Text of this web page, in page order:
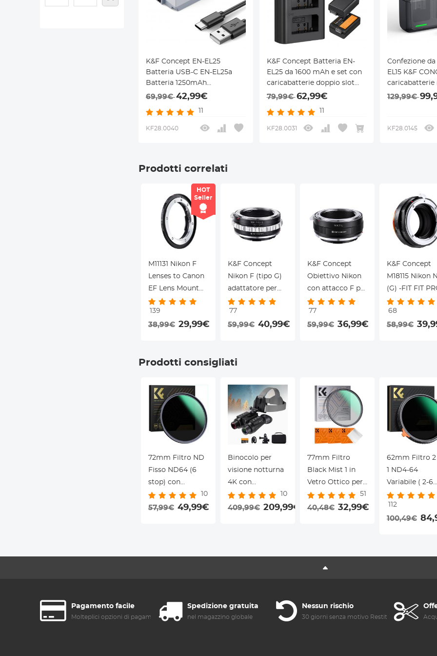
K&F Concept EN-EL25
Batteria USB-C EN-EL25a
Batteria 1250mAh
Compatibile con Nikon Z50,
Charger
69,99€42,99€
KF28.0040
K&F Concept Batteria EN-
EL25 da 1600 mAh e set con
caricabatterie doppio slot
LCD, confezione da 2
fotocamera Nikon Z30 Z50
ZFC
79,99€62,99€
KF28.0031
Confezione
EL15 K&F
caricabatterie
W compatibile
D850, D800,
129,99€
KF28.0145
Prodotti correlati
HOT
Seller
M11131 Nikon F
Lenses to Canon
EF Lens Mount
K&F Concept
Adapter
139
38,99€ 29,99€
K&F Concept
Nikon F (tipo G)
adattatore per
fotocamera con
attacco Sigma,
Leica, Panasonic
77
59,99€ 40,99€
K&F Concept
Obiettivo Nikon
con attacco F per
adattatore per
fotocamera
Sigma, Leica,
77
59,99€ 36,99€
K&F Concept
M18115 Nikon
(G) -FIT FIT
， adattatore per
obiettivi ad alta
precisione
68
58,99€
Prodotti consigliati
72mm Filtro ND
Fisso ND64 (6
stop) con
Rivestimento
Nano a 28 Strati -
10
57,99€ 49,99€
Binocolo per
visione notturna
4K con
infrarosso 3D
Zoom 8X 32G
10
409,99€ 209,99€
77mm Filtro
Black Mist 1 in
Vetro Ottico per
in Ritratto e in
Video con tre
51
40,48€ 32,99€
62mm Filtro 2
1 ND4-64
Variabile ( 2-6
Stop) +
Polarizzatore
CPL - Serie
112
100,49€
Pagamento facile
Molteplici opzioni di pagamento
Spedizione gratuita
nel magazzino globale
Nessun rischio
30 giorni senza motivo Restituzione